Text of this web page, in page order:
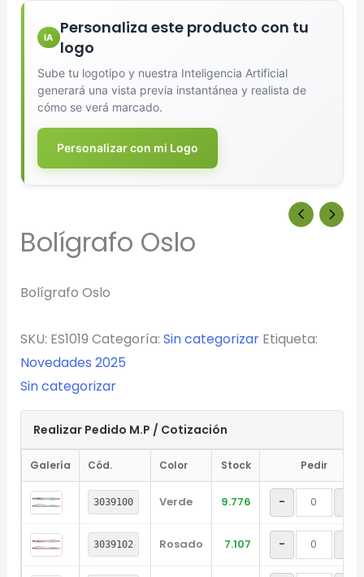
IA
Personaliza este producto con tu
logo
Sube tu logotipo y nuestra Inteligencia Artificial
generará una vista previa instantánea y realista de
cómo se verá marcado.
Personalizar con mi Logo
Una Tinta
Marcado en un solo color plano (ideal serigrafía/grabado).
Bolígrafo Oslo
Bolígrafo Oslo
SKU: ES1019 Categoría: Sin categorizar Etiqueta:
Novedades 2025
Sin categorizar
Realizar Pedido M.P / Cotización
Galería Cód. Color Stock Pedir
3039100 Verde 9.776 -
3039102 Rosado 7.107 -